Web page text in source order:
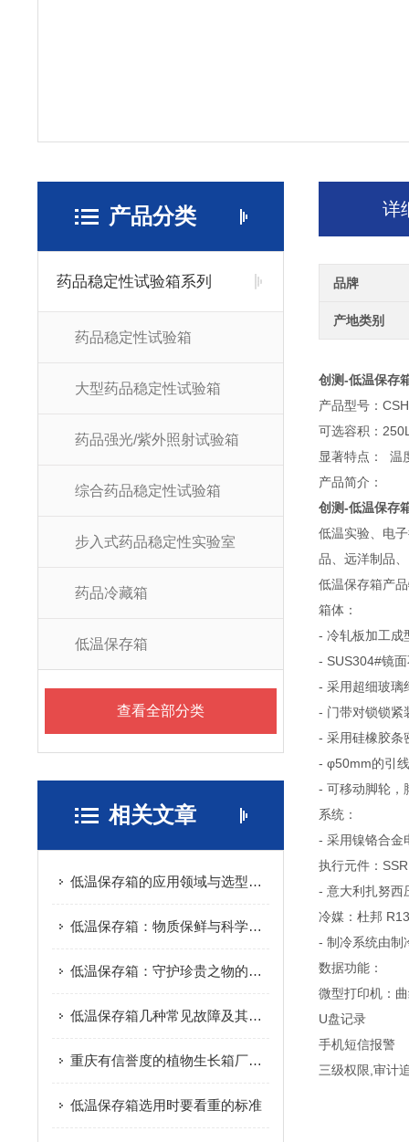
产品分类
药品稳定性试验箱系列
药品稳定性试验箱
大型药品稳定性试验箱
药品强光/紫外照射试验箱
综合药品稳定性试验箱
步入式药品稳定性实验室
药品冷藏箱
低温保存箱
查看全部分类
相关文章
低温保存箱的应用领域与选型指南
低温保存箱：物质保鲜与科学研究的利器
低温保存箱：守护珍贵之物的冷藏守卫
低温保存箱几种常见故障及其排除办法
重庆有信誉度的植物生长箱厂家推荐-植物生长箱代理
低温保存箱选用时要看重的标准
详
品牌
产地类别
创测-低温保存
产品型号：
可选容积：
显著特点： 温
产品简介：
创测-低温保存
低温实验、电
品、远洋制品
低温保存箱产
箱体：
- 冷轧板加工成
- SUS304#镜
- 采用超细玻璃
- 门带对锁锁紧
- 采用硅橡胶条
- φ50mm的引
- 可移动脚轮，
系统：
- 采用镍铬合金
执行元件：
- 意大利扎努西
冷媒：杜邦
- 制冷系统由制
数据功能：
微型打印机：
U盘记录
手机短信报警
三级权限,审计